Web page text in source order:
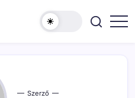
MyCryptOption
Szerző